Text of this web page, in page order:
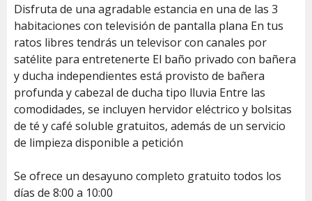
Disfruta de una agradable estancia en una de las 3
habitaciones con televisión de pantalla plana En tus
ratos libres tendrás un televisor con canales por
satélite para entretenerte El baño privado con bañera
y ducha independientes está provisto de bañera
profunda y cabezal de ducha tipo lluvia Entre las
comodidades, se incluyen hervidor eléctrico y bolsitas
de té y café soluble gratuitos, además de un servicio
de limpieza disponible a petición
Se ofrece un desayuno completo gratuito todos los
días de 8:00 a 10:00